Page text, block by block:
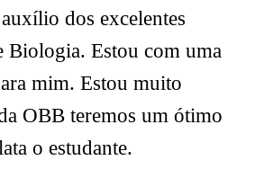
dos excelentes
Biologia. Estou com uma
mim. Estou muito
OBB teremos um ótimo
o estudante.